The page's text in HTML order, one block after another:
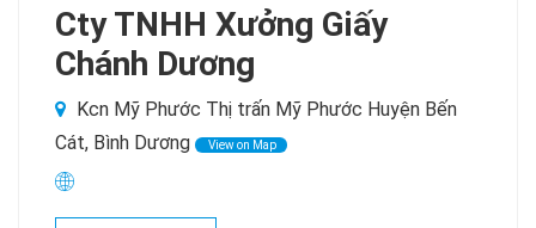
Cty TNHH Xưởng Giấy
Chánh Dương
Kcn Mỹ Phước Thị trấn Mỹ Phước Huyện Bến
Cát, Bình Dương
View on Map